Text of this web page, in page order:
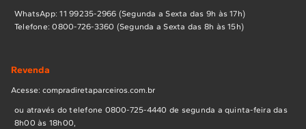
WhatsApp: 11 99235-2966 (Segunda a Sexta das 9h às 17h)
Telefone: 0800-726-3360 (Segunda a Sexta das 8h às 15h)
Revenda
Acesse: compradiretaparceiros.com.br
ou através do telefone 0800-725-4440 de segunda a quinta-feira das
8h00 às 18h00,